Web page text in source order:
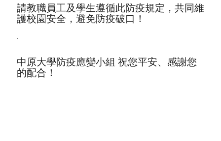
請教職員工及學生遵循此防疫規定，共同維
護校園安全，避免防疫破口！
.
中原大學防疫應變小組 祝您平安、感謝您
的配合！